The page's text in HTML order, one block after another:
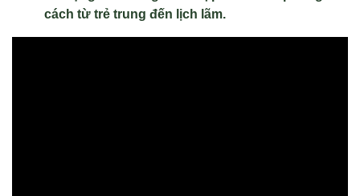
cách từ trẻ trung đến lịch lãm.